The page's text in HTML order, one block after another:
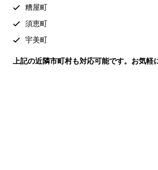
糟屋町
須恵町
宇美町
上記の近隣市町村も対応可能です。お気